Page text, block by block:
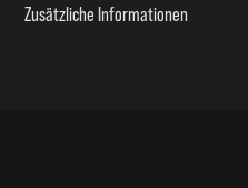
Zusätzliche Informationen